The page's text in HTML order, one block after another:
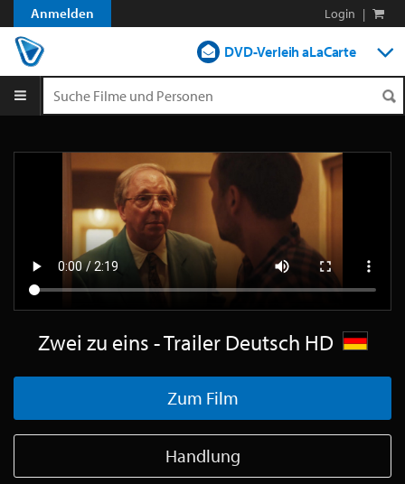
Anmelden Login |
DVD-Verleih aLaCarte
Blog
Zwei zu eins - Trailer Deutsch HD
Zum Film
Handlung